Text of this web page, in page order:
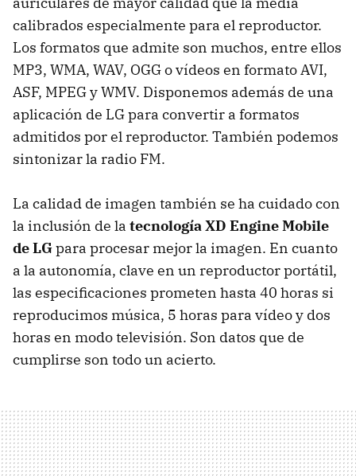
calibrados especialmente para el reproductor.
Los formatos que admite son muchos, entre ellos
MP3, WMA, WAV, OGG o vídeos en formato AVI,
ASF, MPEG y WMV. Disponemos además de una
aplicación de LG para convertir a formatos
admitidos por el reproductor. También podemos
sintonizar la radio FM.
La calidad de imagen también se ha cuidado con
la inclusión de la tecnología XD Engine Mobile
de LGpara procesar mejor la imagen. En cuanto
a la autonomía, clave en un reproductor portátil,
las especificaciones prometen hasta 40 horas si
reproducimos música, 5 horas para vídeo y dos
horas en modo televisión. Son datos que de
cumplirse son todo un acierto.